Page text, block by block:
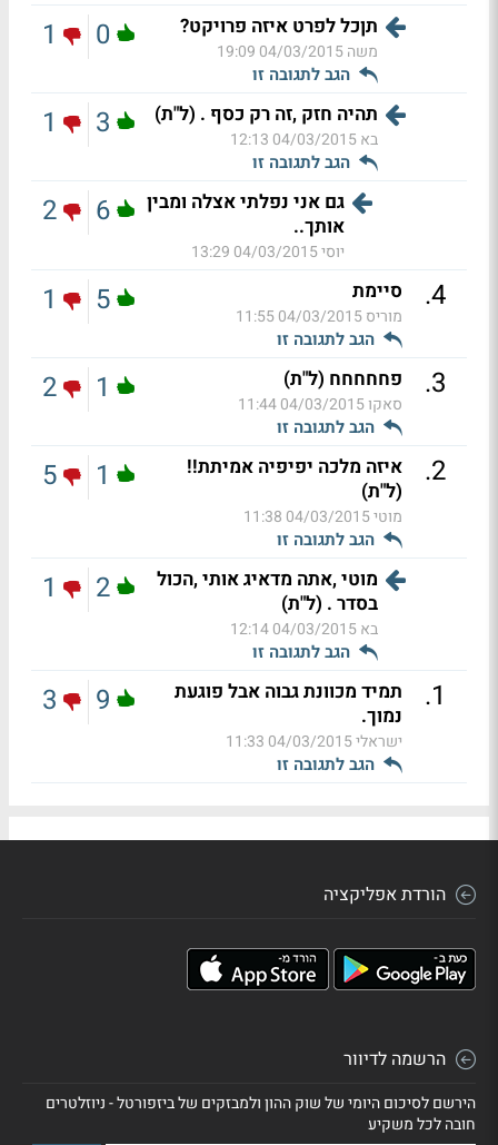
תןכל לפרט איזה פרויקט?
משה04/03/2015 19:09
הגב לתגובה זו
0
1
תהיה חזק ,זה רק כסף . (ל"ת)
בא04/03/2015 12:13
הגב לתגובה זו
3
1
גם אני נפלתי אצלה ומבין
אותך..
יוסי04/03/2015 13:29
6
2
4
. סיימת
מוריס04/03/2015 11:55
הגב לתגובה זו
5
1
3
. פחחחחח (ל"ת)
סאקו04/03/2015 11:44
הגב לתגובה זו
1
2
2
.
איזה מלכה יפיפיה אמיתת!!
(ל"ת)
מוטי04/03/2015 11:38
הגב לתגובה זו
1
5
מוטי ,אתה מדאיג אותי ,הכול
בסדר . (ל"ת)
בא04/03/2015 12:14
הגב לתגובה זו
2
1
1
.
תמיד מכוונת גבוה אבל פוגעת
נמוך.
ישראלי04/03/2015 11:33
הגב לתגובה זו
9
3
הורדת אפליקציה
הרשמה לדיוור
הירשם לסיכום היומי של שוק ההון ולמבזקים של ביזפורטל - ניוזלטרים
חובה לכל משקיע